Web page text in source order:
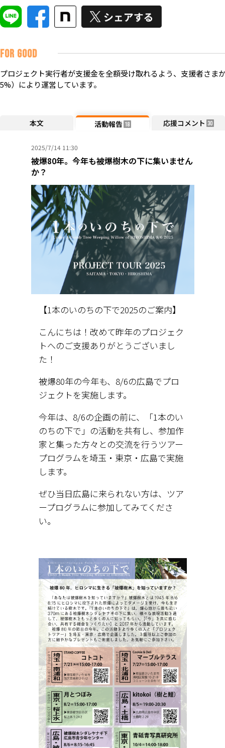
FOR GOOD
プロジェクト実行者が支援金を全額受け取れるよう、支援者さま
5%）により運営しています。
本文 活動報告 18 応援コメント 30
2025/7/14 11:30
被爆80年。今年も被爆樹木の下に集いません
か？
【1本のいのちの下で2025のご案内】
こんにちは！改めて昨年のプロジェク
トへのご支援ありがとうございまし
た！
被爆80年の今年も、8/6の広島でプロ
ジェクトを実施します。
今年は、8/6の企画の前に、「1本のい
のちの下で」の活動を共有し、参加作
家と集った方々との交流を行うツアー
プログラムを埼玉・東京・広島で実施
します。
ぜひ当日広島に来られない方は、ツア
ープログラムに参加してみてくださ
い。